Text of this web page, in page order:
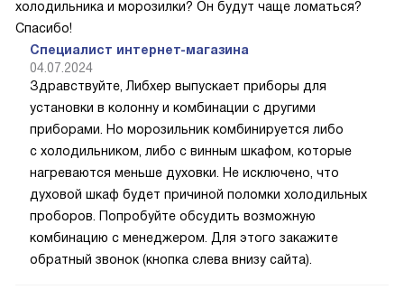
холодильника и морозилки? Он будут чаще ломаться?
Спасибо!
Специалист интернет-магазина
04.07.2024
Здравствуйте, Либхер выпускает приборы для
установки в колонну и комбинации с другими
приборами. Но морозильник комбинируется либо
с холодильником, либо с винным шкафом, которые
нагреваются меньше духовки. Не исключено, что
духовой шкаф будет причиной поломки холодильных
проборов. Попробуйте обсудить возможную
комбинацию с менеджером. Для этого закажите
обратный звонок (кнопка слева внизу сайта).